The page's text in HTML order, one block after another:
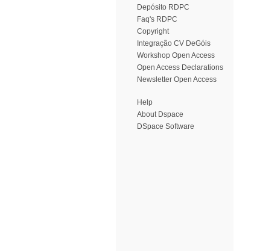
Depósito RDPC
Faq's RDPC
Copyright
Integração CV DeGóis
Workshop Open Access
Open Access Declarations
Newsletter Open Access
Help
About Dspace
DSpace Software